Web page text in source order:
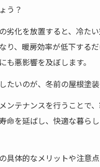
う？
劣化を放置すると、冷た
り、暖房効率が低下する
も悪影響を及ぼします。
たいのが、冬前の屋根塗装
ンテナンスを行うことで
命を延ばし、快適な暮ら
具体的なメリットや注意